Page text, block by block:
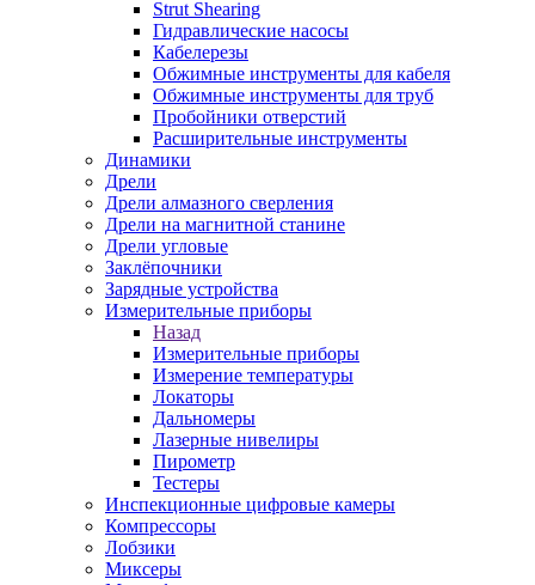
Strut Shearing
Гидравлические насосы
Кабелерезы
Обжимные инструменты для кабеля
Обжимные инструменты для труб
Пробойники отверстий
Расширительные инструменты
Динамики
Дрели
Дрели алмазного сверления
Дрели на магнитной станине
Дрели угловые
Заклёпочники
Зарядные устройства
Измерительные приборы
Назад
Измерительные приборы
Измерение температуры
Локаторы
Дальномеры
Лазерные нивелиры
Пирометр
Тестеры
Инспекционные цифровые камеры
Компрессоры
Лобзики
Миксеры